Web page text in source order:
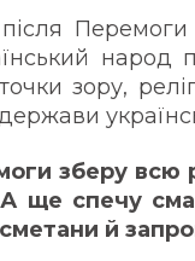
Перемоги
зору,
зберу всю
ще спечу
й